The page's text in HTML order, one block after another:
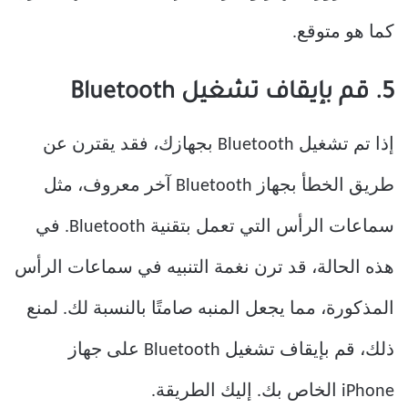
كما هو متوقع.
5. قم بإيقاف تشغيل Bluetooth
إذا تم تشغيل Bluetooth بجهازك، فقد يقترن عن
طريق الخطأ بجهاز Bluetooth آخر معروف، مثل
سماعات الرأس التي تعمل بتقنية Bluetooth. في
هذه الحالة، قد ترن نغمة التنبيه في سماعات الرأس
المذكورة، مما يجعل المنبه صامتًا بالنسبة لك. لمنع
ذلك، قم بإيقاف تشغيل Bluetooth على جهاز
iPhone الخاص بك. إليك الطريقة.